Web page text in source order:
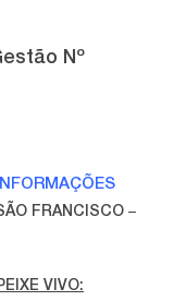
Nº
FRANCISCO –
VIVO: